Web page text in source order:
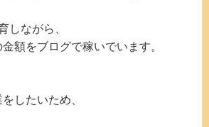
しながら、
額をブログで稼いでいます。
したいため、